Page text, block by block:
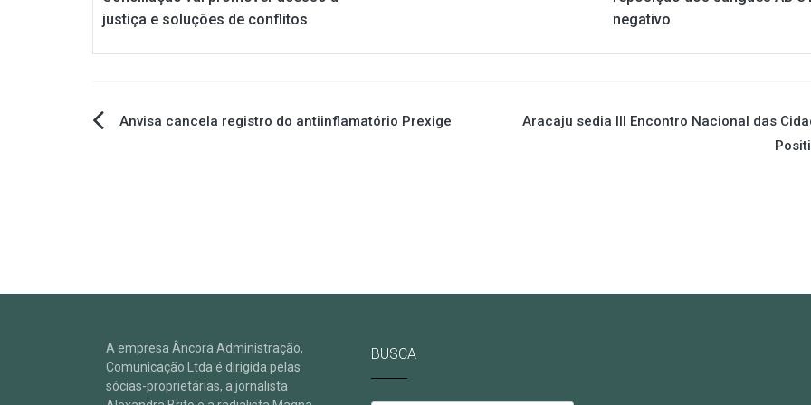
justiça e soluções de conflitos
negativo
Navegação
Anvisa cancela registro do antiinflamatório Prexige
Aracaju sedia III Encontro Nacional das
A empresa Âncora Administração,
Comunicação Ltda é dirigida pelas
sócias-proprietárias, a jornalista
BUSCA